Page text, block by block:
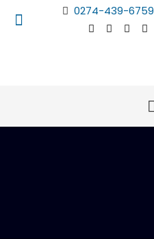
0274-439-6759